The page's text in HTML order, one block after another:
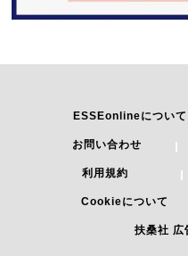
ESSEonlineについて
お問い合わせ
利用規約
Cookieについて
扶桑社 広